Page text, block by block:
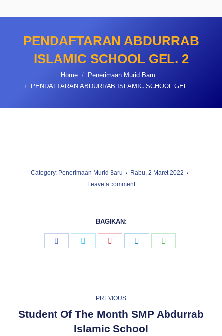
PENDAFTARAN ABDURRAB
ISLAMIC SCHOOL GEL. 2
Home
Penerimaan Murid Baru
PENDAFTARAN ABDURRAB ISLAMIC SCHOOL GEL.…
Category: Penerimaan Murid Baru
Rabu, 2 Maret 2022
Leave a comment
BAGIKAN:
navigation
PREVIOUS
Previous
post:
Student Of The Month SMP Abdurrab
Islamic School